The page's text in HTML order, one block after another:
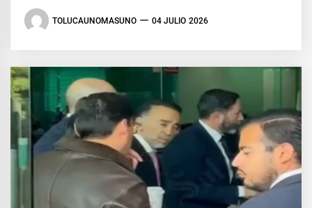
TOLUCAUNOMASUNO 04 JULIO 2026